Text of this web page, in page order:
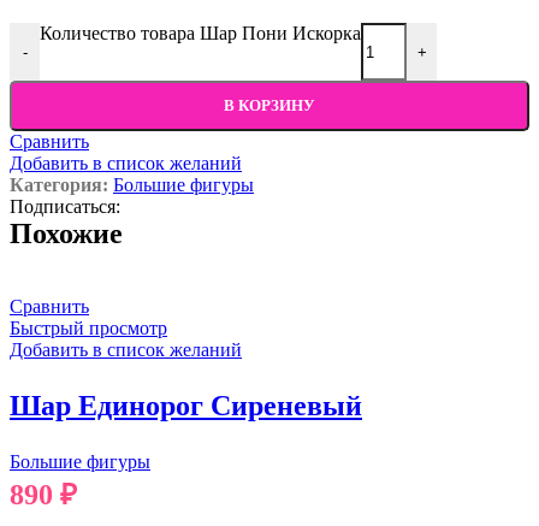
-
Количество товара Шар Пони Искорка
+
В КОРЗИНУ
Сравнить
Добавить в список желаний
Категория: Большие фигуры
Подписаться:
Похожие
Сравнить
Быстрый просмотр
Добавить в список желаний
Шар Единорог Сиреневый
Большие фигуры
890 ₽